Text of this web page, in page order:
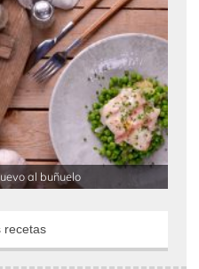
al buñuelo
recetas